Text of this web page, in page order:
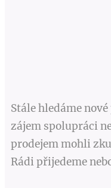
Stále hledáme
zájem spolupráci
prodejem mohli
Rádi přijedeme